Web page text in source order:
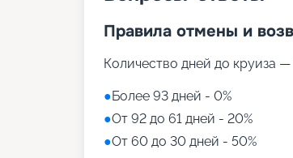
Правила отмены и
Количество дней до круиза
●Более 93 дней - 0%
●От 92 до 61 дней - 20%
●От 60 до 30 дней - 50%